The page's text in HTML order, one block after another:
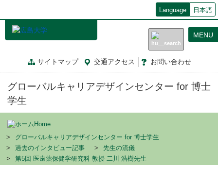
Language 日本語
サイトマップ 交通アクセス お問い合わせ
MENU
グローバルキャリアデザインセンター for 博士
学生
Home
グローバルキャリアデザインセンター for 博士学生
過去のインタビュー記事
先生の流儀
第5回 医歯薬保健学研究科 教授 二川 浩樹先生